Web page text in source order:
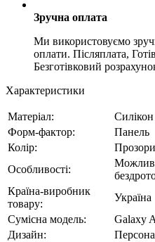
Зручна оплата
Ми використовуємо
оплати. Післяплата,
Безготівковий
Характеристики
Матеріал:
Силікон
Форм-фактор:
Панель
Колір:
Особливості:
Країна-виробник
товару:
Україна
Сумісна модель:
Galaxy
Дизайн: